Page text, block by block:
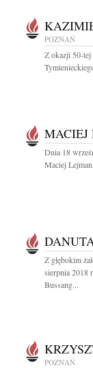
POZNAŃ
Z okazji 50-
MACIEJ
Dnia 18
Maciej
Z głębokim
sierpnia 2018
Bussang...
POZNAŃ